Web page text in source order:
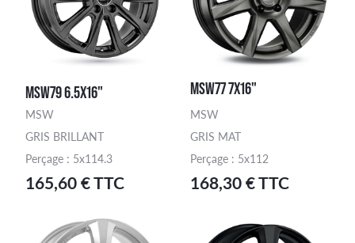
MSW79 6.5X16"
MSW
GRIS BRILLANT
Perçage : 5x114.3
165,60 € TTC
MSW77 7X16"
MSW
GRIS MAT
Perçage : 5x112
168,30 € TTC